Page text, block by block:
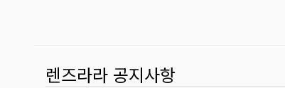
렌즈라라 공지사항